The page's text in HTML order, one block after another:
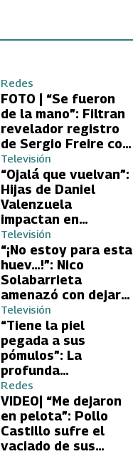
Redes
FOTO | “Se fueron
de la mano”: Filtran
revelador registro
de Sergio Freire con
supuesta nueva
conquista
Televisión
“Ojalá que vuelvan”:
Hijas de Daniel
Valenzuela
impactan en
Volverías con tu Ex
2 con directa
petición a su papá
sobre Yamila Reyna
Televisión
“¡No estoy para esta
huev…!”: Nico
Solabarrieta
amenazó con dejar
Volverías con tu Ex
tras encontrón con
Carmen Gloria
Arroyo
Televisión
“Tiene la piel
pegada a sus
pómulos”: La
profunda
preocupación de
Fran García-
Huidobro por la
extrema delgadez
de Kathy Orellana
Redes
VIDEO| “Me dejaron
en pelota”: Pollo
Castillo sufre el
vaciado de sus